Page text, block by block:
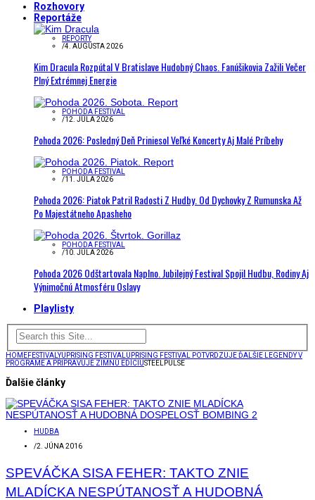
Rozhovory
Reportáže
REPORTY
/4. AUGUSTA 2026
Kim Dracula Rozpútal V Bratislave Hudobný Chaos. Fanúšikovia Zažili Večer
Plný Extrémnej Energie
POHODA FESTIVAL
/12. JÚLA 2026
Pohoda 2026: Posledný Deň Priniesol Veľké Koncerty Aj Malé Príbehy
POHODA FESTIVAL
/11. JÚLA 2026
Pohoda 2026: Piatok Patril Radosti Z Hudby. Od Dychovky Z Rumunska Až
Po Majestátneho Apasheho
POHODA FESTIVAL
/10. JÚLA 2026
Pohoda 2026 Odštartovala Naplno. Jubilejný Festival Spojil Hudbu, Rodiny Aj
Výnimočnú Atmosféru Oslavy
Playlisty
HOMEFESTIVALYUPRISING FESTIVAL UPRISING FESTIVAL POTVRDZUJE ĎALŠIE LEGENDY V
PROGRAME A PRIPRAVUJE ZIMNÚ EDÍCIUSTEELPULSE
Ďalšie články
HUDBA
/2. JÚNA 2016
SPEVÁČKA SISA FEHER: TAKTO ZNIE
MLADÍCKA NESPÚTANOSŤ A HUDOBNÁ